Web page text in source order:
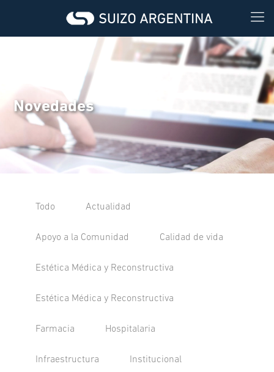
Novedades
Todo Actualidad
Apoyo a la Comunidad Calidad de vida
Estética Médica y Reconstructiva
Estética Médica y Reconstructiva
Farmacia Hospitalaria
Infraestructura Institucional